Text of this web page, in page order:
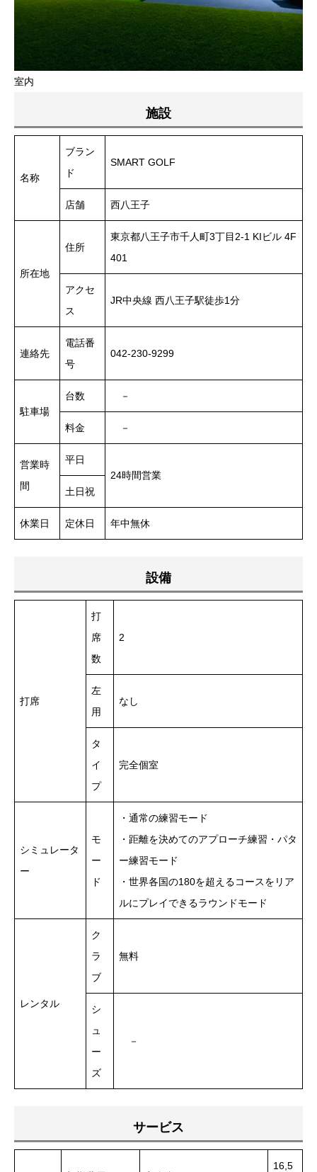
室内
施設
名称
ブラン
ド
SMART GOLF
店舗 西八王子
所在地
住所
東京都八王子市千人町3丁目2-1 KIビル 4F
401
アクセ
ス
JR中央線 西八王子駅徒歩1分
連絡先
電話番
号
042-230-9299
駐車場
台数 －
料金 －
営業時
間
平日
24時間営業
土日祝
休業日 定休日 年中無休
設備
打席
打
席
数
2
左
用
なし
タ
イ
プ
完全個室
シミュレータ
ー
モ
ー
ド
・通常の練習モード
・距離を決めてのアプローチ練習・パタ
ー練習モード
・世界各国の180を超えるコースをリア
ルにプレイできるラウンドモード
レンタル
ク
ラ
ブ
無料
シ
ュ
ー
ズ
－
サービス
16,5